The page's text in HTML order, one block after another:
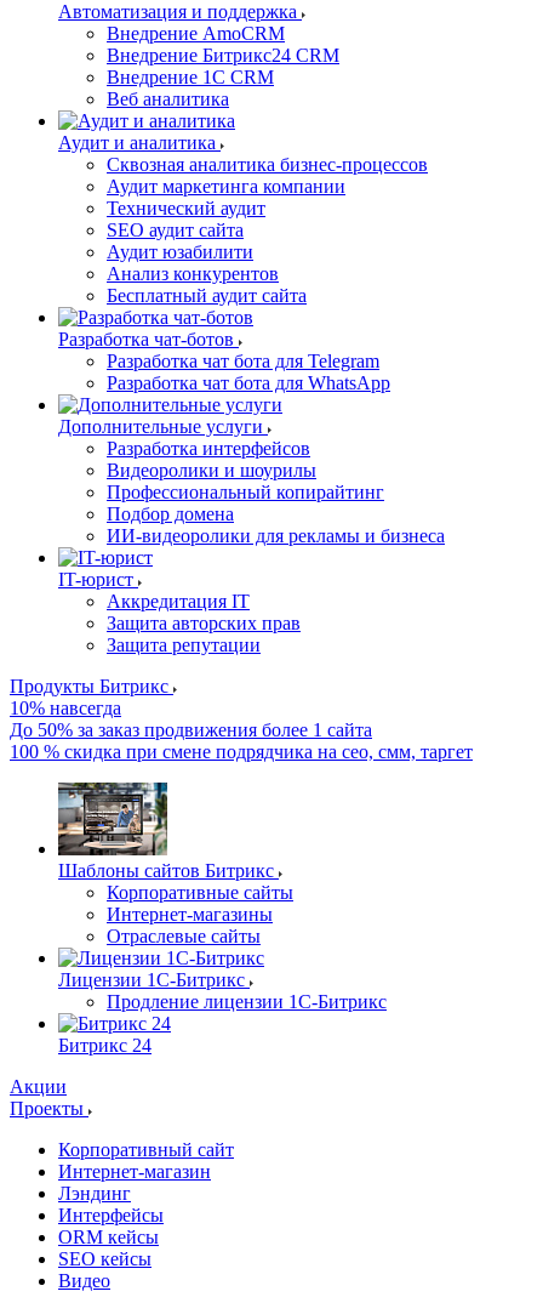
Автоматизация и поддержка
Внедрение AmoCRM
Внедрение Битрикс24 CRM
Внедрение 1C CRM
Веб аналитика
Аудит и аналитика
Сквозная аналитика бизнес-процессов
Аудит маркетинга компании
Технический аудит
SEO аудит сайта
Аудит юзабилити
Анализ конкурентов
Бесплатный аудит сайта
Разработка чат-ботов
Разработка чат бота для Telegram
Разработка чат бота для WhatsApp
Дополнительные услуги
Разработка интерфейсов
Видеоролики и шоурилы
Профессиональный копирайтинг
Подбор домена
ИИ-видеоролики для рекламы и бизнеса
IT-юрист
Аккредитация IT
Защита авторских прав
Защита репутации
Продукты Битрикс
10% навсегда
До 50% за заказ продвижения более 1 сайта
100 % скидка при смене подрядчика на сео, смм, таргет
Шаблоны сайтов Битрикс
Корпоративные сайты
Интернет-магазины
Отраслевые сайты
Лицензии 1С-Битрикс
Продление лицензии 1С-Битрикс
Битрикс 24
Акции
Проекты
Корпоративный сайт
Интернет-магазин
Лэндинг
Интерфейсы
ORM кейсы
SEO кейсы
Видео